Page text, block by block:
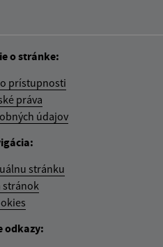
o stránke:
prístupnosti
práva
údajov
stránku
stránok
odkazy: